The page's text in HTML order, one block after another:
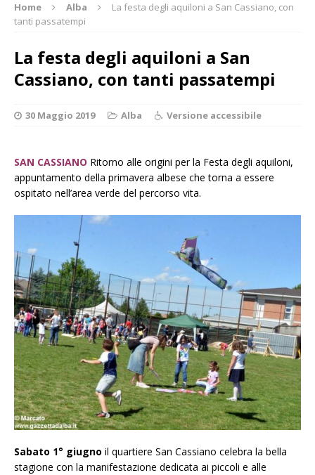
Home Alba
La festa degli aquiloni a San Cassiano, con
tanti passatempi
La festa degli aquiloni a San
Cassiano, con tanti passatempi
30 Maggio 2019 Alba Versione accessibile
SAN CASSIANO Ritorno alle origini per la Festa degli aquiloni,
appuntamento della primavera albese che torna a essere
ospitato nell’area verde del percorso vita.
Sabato 1° giugno il quartiere San Cassiano celebra la bella
stagione con la manifestazione dedicata ai piccoli e alle